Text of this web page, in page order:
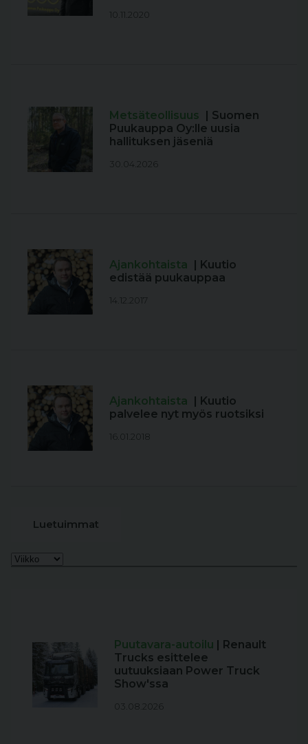
10.11.2020
Metsäteollisuus
| Suomen
Puukauppa Oy:lle uusia
hallituksen jäseniä
30.04.2026
Ajankohtaista
| Kuutio
edistää puukauppaa
14.12.2017
Ajankohtaista
| Kuutio
palvelee nyt myös ruotsiksi
16.01.2018
Luetuimmat
Puutavara-autoilu
| Renault
Trucks esittelee
uutuuksiaan Power Truck
Show'ssa
03.08.2026